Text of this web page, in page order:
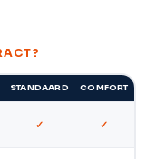
STANDAARD COMFORT
✓ ✓